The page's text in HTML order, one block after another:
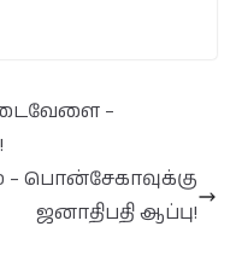
–
பொன்சேகாவுக்கு
ஜனாதிபதி ஆப்பு!